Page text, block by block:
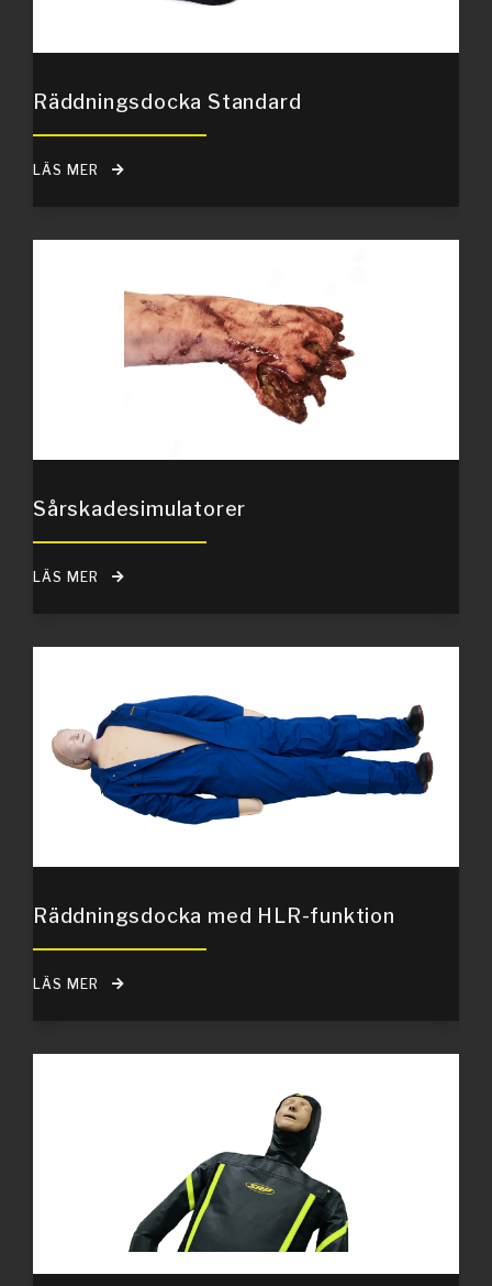
Räddningsdocka Standard
LÄS MER
Sårskadesimulatorer
LÄS MER
Räddningsdocka med HLR-funktion
LÄS MER